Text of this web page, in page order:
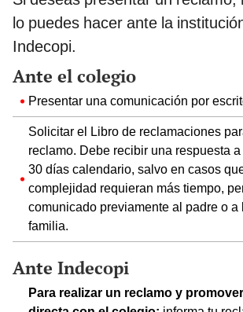
lo puedes hacer ante la
Indecopi.
Ante el colegio
Presentar una comunicación por
Solicitar el Libro de reclamaciones
reclamo. Debe recibir una respuesta
30 días calendario, salvo en casos
complejidad requieran más tiempo,
comunicado previamente al padre o a
familia.
Ante Indecopi
Para realizar un reclamo y